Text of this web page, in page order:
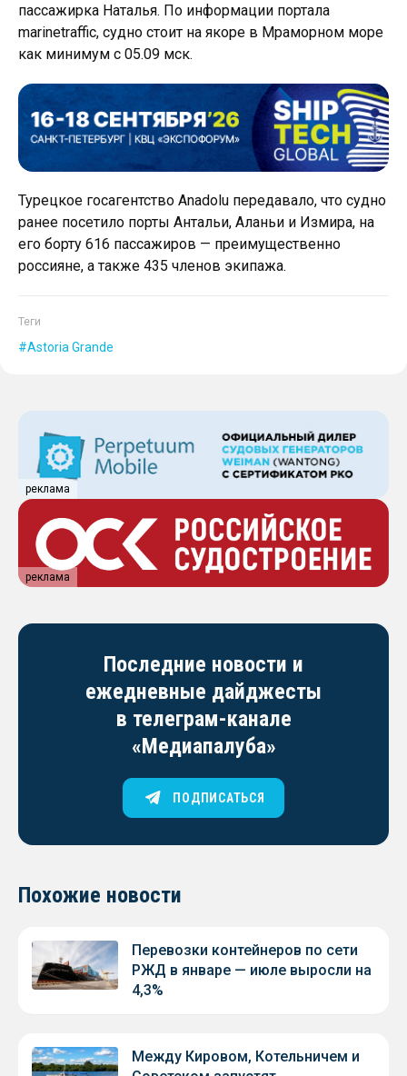
пассажирка Наталья. По информации портала
marinetraffic, судно стоит на якоре в Мраморном море
как минимум с 05.09 мск.
Турецкое госагентство Anadolu передавало, что судно
ранее посетило порты Антальи, Аланьи и Измира, на
его борту 616 пассажиров — преимущественно
россияне, а также 435 членов экипажа.
Теги
Astoria Grande
реклама
реклама
Последние новости и
ежедневные дайджесты
в телеграм-канале
«Медиапалуба»
ПОДПИСАТЬСЯ
Похожие новости
Перевозки контейнеров по сети
РЖД в январе — июле выросли на
4,3%
Между Кировом, Котельничем и